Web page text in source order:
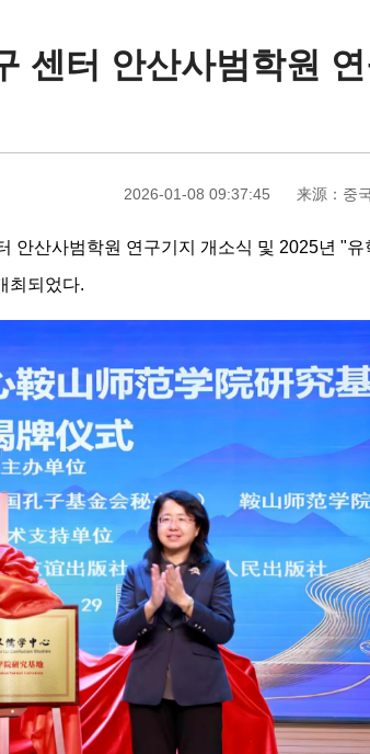
센터 안산사범학원
2026-01-08 09:37:45 来源：중
안산사범학원 연구기지 개소식 및 2025년 "유
최되었다.